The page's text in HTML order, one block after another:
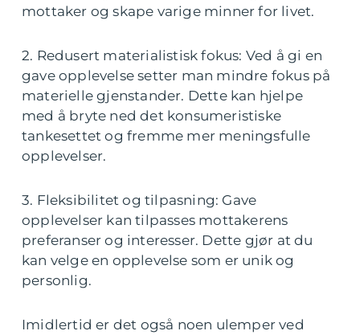
mottaker og skape varige minner for livet.
2. Redusert materialistisk fokus: Ved å gi en
gave opplevelse setter man mindre fokus på
materielle gjenstander. Dette kan hjelpe
med å bryte ned det konsumeristiske
tankesettet og fremme mer meningsfulle
opplevelser.
3. Fleksibilitet og tilpasning: Gave
opplevelser kan tilpasses mottakerens
preferanser og interesser. Dette gjør at du
kan velge en opplevelse som er unik og
personlig.
Imidlertid er det også noen ulemper ved